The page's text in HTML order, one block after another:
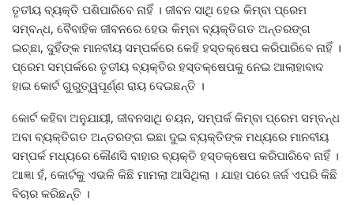
ତୃତୀୟ ବ୍ୟକ୍ତି ପଶିପାରିବେ ନାହିଁ । ଜୀବନ ସାଥି ହେଉ କିମ୍ବା ପ୍ରେମ
ସମ୍ବନ୍ଧ, ବୈବାହିକ ଜୀବନରେ ହେଉ କିମ୍ବା ବ୍ୟକ୍ତିଗତ ଅନ୍ତରଙ୍ଗ
ଇଚ୍ଛା, ଦୁହିଁଙ୍କ ମାନବୀୟ ସମ୍ପର୍କରେ କେହି ହସ୍ତକ୍ଷେପ କରିପାରିବେ ନାହିଁ ।
ପ୍ରେମ ସମ୍ପର୍କରେ ତୃତୀୟ ବ୍ୟକ୍ତିର ହସ୍ତକ୍ଷେପକୁ ନେଇ ଆଲାହାବାଦ
ହାଇ କୋର୍ଟ ଗୁରୁତ୍ୱପୂର୍ଣ୍ଣ ରାୟ ଦେଇଛନ୍ତି ।
କୋର୍ଟ କହିବା ଅନୁଯାୟୀ, ଜୀବନସାଥି ଚୟନ, ସମ୍ପର୍କ କିମ୍ବା ପ୍ରେମ ସମ୍ବନ୍ଧ
ଅବା ବ୍ୟକ୍ତିଗତ ଅନ୍ତରଙ୍ଗ ଇଛା ଦୁଇ ବ୍ୟକ୍ତିଙ୍କ ମଧ୍ୟରେ ମାନବୀୟ
ସମ୍ପର୍କ ମଧ୍ୟରେ କୌଣସି ବାହାର ବ୍ୟକ୍ତି ହସ୍ତକ୍ଷେପ କରିପାରିବେ ନାହିଁ ।
ଆଜ୍ଞା ହଁ, କୋର୍ଟକୁ ଏଭଳି କିଛି ମାମଲା ଆସିଥିଲା । ଯାହା ପରେ ଜର୍ଜ ଏପରି କିଛି
ବିଚାର କରିଛନ୍ତି ।